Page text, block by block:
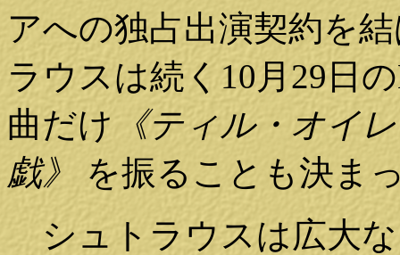
アへの独占出演契約を
ラウスは続く10月29日
曲だけ 《ティル・オイ
戯》
を振ることも決ま
シュトラウスは広大